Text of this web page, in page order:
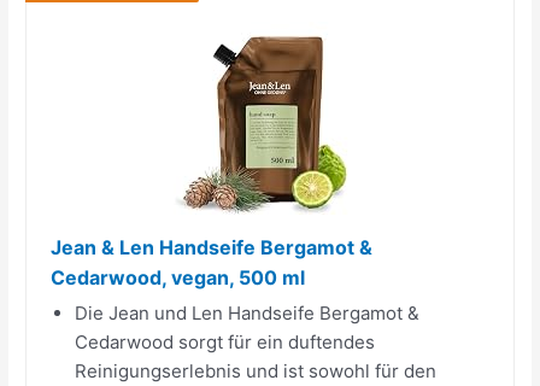
Jean & Len Handseife Bergamot &
Cedarwood, vegan, 500 ml
Die Jean und Len Handseife Bergamot &
Cedarwood sorgt für ein duftendes
Reinigungserlebnis und ist sowohl für den